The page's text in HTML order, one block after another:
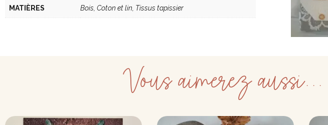
MATIÈRES Bois, Coton et lin, Tissus tapissier
Vous aimerez aussi...